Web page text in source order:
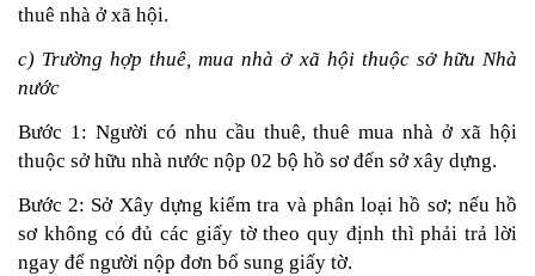
thuê nhà ở xã hội.
c) Trường hợp thuê, mua nhà ở xã hội thuộc sở hữu Nhà
nước
Bước 1: Người có nhu cầu thuê, thuê mua nhà ở xã hội
thuộc sở hữu nhà nước nộp 02 bộ hồ sơ đến sở xây dựng.
Bước 2: Sở Xây dựng kiểm tra và phân loại hồ sơ; nếu hồ
sơ không có đủ các giấy tờ theo quy định thì phải trả lời
ngay để người nộp đơn bổ sung giấy tờ.